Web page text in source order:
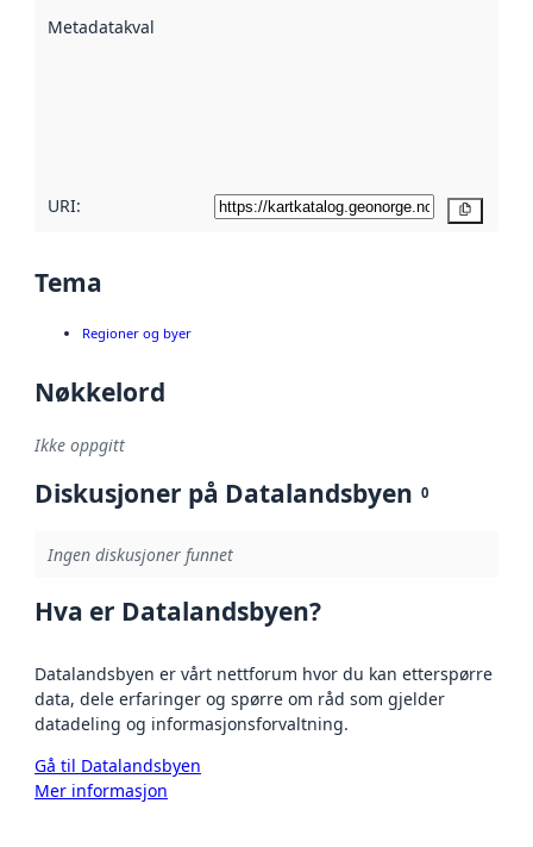
Metadatakvalitet
URI:
Tema
Regioner og byer
Nøkkelord
Ikke oppgitt
Diskusjoner på Datalandsbyen 0
Ingen diskusjoner funnet
Hva er Datalandsbyen?
Datalandsbyen er vårt nettforum hvor du kan etterspørre
data, dele erfaringer og spørre om råd som gjelder
datadeling og informasjonsforvaltning.
Gå til Datalandsbyen
Mer informasjon